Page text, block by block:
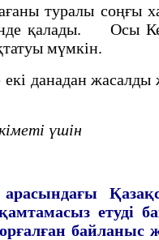
туралы соңғы
қалады. Осы
мүмкiн.
данадан
үшiн
етудi
байланыс